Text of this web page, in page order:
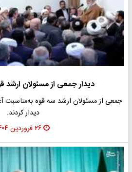
دیدار جمعی از مسئولان ارشد
جمعی از مسئولان ارشد سه قوه به‌مناسبت
دیدار کردند.
۲۶ فروردین ۱۴۰۴